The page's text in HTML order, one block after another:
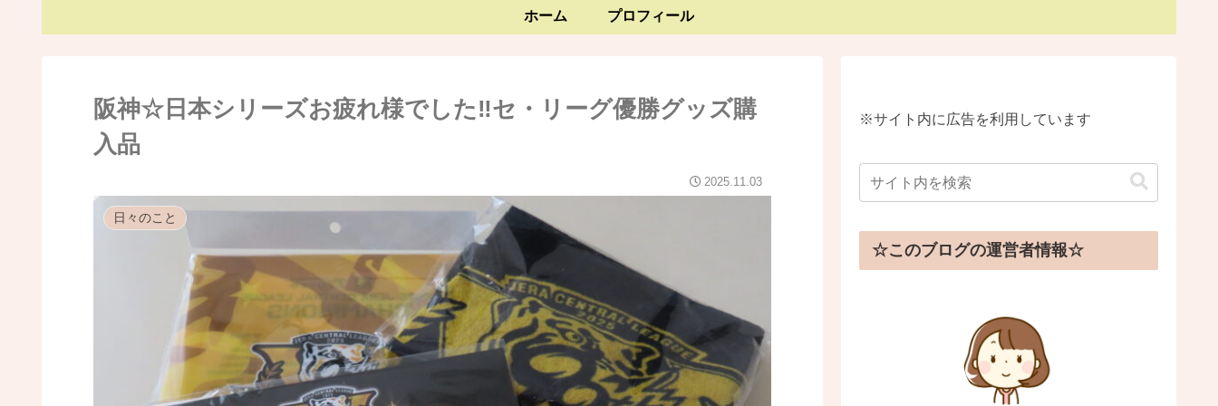
ホーム プロフィール
阪神☆日本シリーズお疲れ様でした‼セ・リーグ優勝グッズ購
入品
2025.11.03
日々のこと
※サイト内に広告を利用しています
☆このブログの運営者情報☆